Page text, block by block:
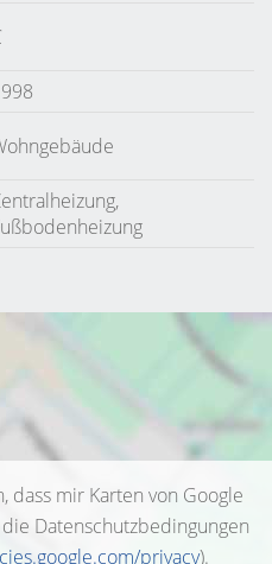
dass mir Karten von Google
Datenschutzbedingungen
privacy).